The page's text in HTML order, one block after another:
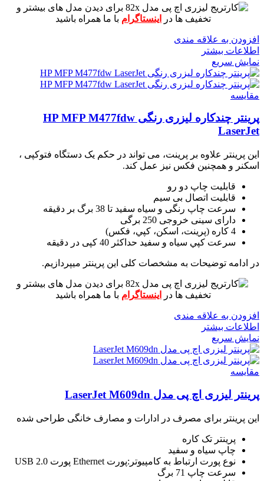
برای دیدن مدل های بیشتر و
تخفیف ها در
اینستاگرام با ما همراه باشید
افزودن به علاقه مندی
اطلاعات بیشتر
نمایش سریع
مقايسه
پرینتر چندکاره لیزری رنگی HP MFP M477fdw
LaserJet
این پرینتر علاوه بر پرینت، می تواند در حکم یک دستگاه فتوکپی ،
اسکنر و همچنین فکس نیز عمل کند.
قابلیت چاپ دو رو
قابلیت اتصال بی سیم
سرعت چاپ رنگی و سیاه سفید تا 38 برگ بر دقیقه
دارای سینی خروجی 250 برگی
4 کاره (پرينت، اسکن، کپي، فکس)
سرعت کپي سياه و سفيد حداکثر 40 کپی در دقیقه
در ادامه توضیحات به مشخصات کلی این پرینتر میپردازیم.
برای دیدن مدل های بیشتر و
تخفیف ها در
اینستاگرام با ما همراه باشید
افزودن به علاقه مندی
اطلاعات بیشتر
نمایش سریع
مقايسه
پرینتر لیزری اچ پی مدل LaserJet M609dn
این پرینتر برای مصرف در ادارات و مصارف خانگی طراحی شده
پرینتر تک کاره
چاپ سیاه و سفید
نوع پورت ارتباط به کامپیوتر:پورت Ethernet پورت USB 2.0
سرعت چاپ 71 برگ